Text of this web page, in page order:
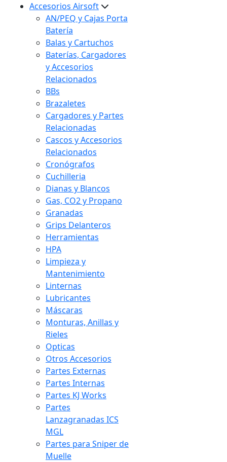
Accesorios Airsoft
AN/PEQ y Cajas Porta
Batería
Balas y Cartuchos
Baterías, Cargadores
y Accesorios
Relacionados
BBs
Brazaletes
Cargadores y Partes
Relacionadas
Cascos y Accesorios
Relacionados
Cronógrafos
Cuchilleria
Dianas y Blancos
Gas, CO2 y Propano
Granadas
Grips Delanteros
Herramientas
HPA
Limpieza y
Mantenimiento
Linternas
Lubricantes
Máscaras
Monturas, Anillas y
Rieles
Opticas
Otros Accesorios
Partes Externas
Partes Internas
Partes KJ Works
Partes
Lanzagranadas ICS
MGL
Partes para Sniper de
Muelle